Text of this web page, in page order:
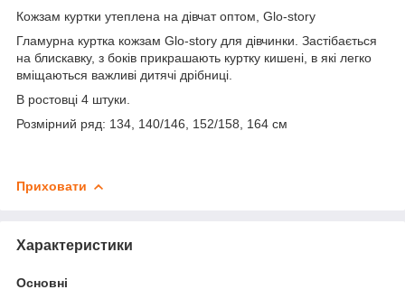
Кожзам куртки утеплена на дівчат оптом, Glo-story
Гламурна куртка кожзам Glo-story для дівчинки. Застібається
на блискавку, з боків прикрашають куртку кишені, в які легко
вміщаються важливі дитячі дрібниці.
В ростовці 4 штуки.
Розмірний ряд: 134, 140/146, 152/158, 164 см
Приховати
Характеристики
Основні